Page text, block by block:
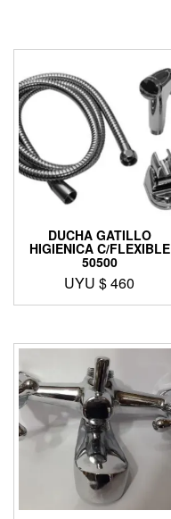
DUCHA GATILLO
HIGIENICA C/FLEXIBLE
50500
UYU $460